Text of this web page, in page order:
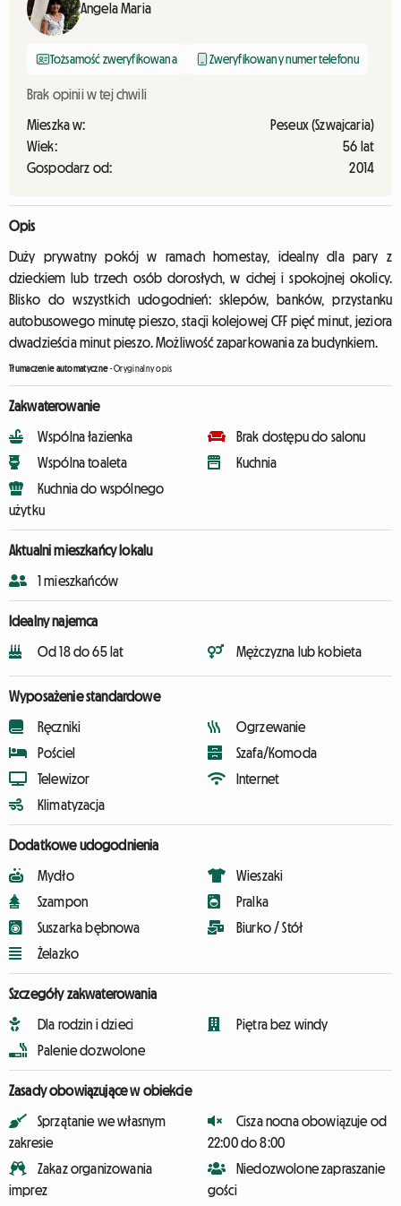
Angela Maria
Tożsamość zweryfikowana Zweryfikowany numer telefonu
Brak opinii w tej chwili
Mieszka w:
Peseux (Szwajcaria)
Wiek:
56 lat
Gospodarz od:
2014
Opis
Duży prywatny pokój w ramach homestay, idealny dla pary z
dzieckiem lub trzech osób dorosłych, w cichej i spokojnej okolicy.
Blisko do wszystkich udogodnień: sklepów, banków, przystanku
autobusowego minutę pieszo, stacji kolejowej CFF pięć minut, jeziora
dwadzieścia minut pieszo. Możliwość zaparkowania za budynkiem.
Tłumaczenie automatyczne-Oryginalny opis
Zakwaterowanie
Wspólna łazienka
Wspólna toaleta
Kuchnia do wspólnego
użytku
Brak dostępu do salonu
Kuchnia
Aktualni mieszkańcy lokalu
1 mieszkańców
Idealny najemca
Od 18 do 65 lat Mężczyzna lub kobieta
Wyposażenie standardowe
Ręczniki
Pościel
Telewizor
Klimatyzacja
Ogrzewanie
Szafa/Komoda
Internet
Dodatkowe udogodnienia
Mydło
Szampon
Suszarka bębnowa
Żelazko
Wieszaki
Pralka
Biurko / Stół
Szczegóły zakwaterowania
Dla rodzin i dzieci
Palenie dozwolone
Piętra bez windy
Zasady obowiązujące w obiekcie
Sprzątanie we własnym
zakresie
Zakaz organizowania
imprez
Cisza nocna obowiązuje od
22:00 do 8:00
Niedozwolone zapraszanie
gości